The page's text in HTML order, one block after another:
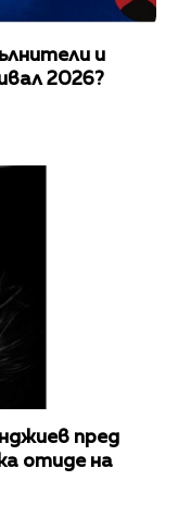
и
2026?
пред
отиде на